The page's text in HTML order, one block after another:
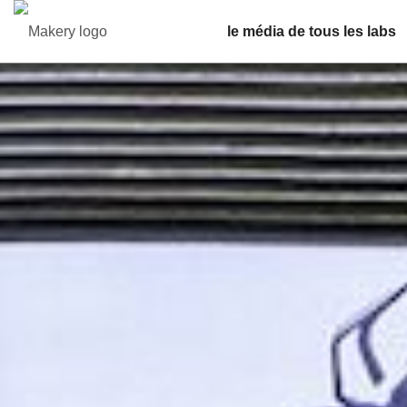
le média de tous les labs